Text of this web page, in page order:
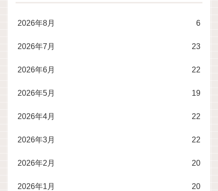
2026年8月 6
2026年7月 23
2026年6月 22
2026年5月 19
2026年4月 22
2026年3月 22
2026年2月 20
2026年1月 20